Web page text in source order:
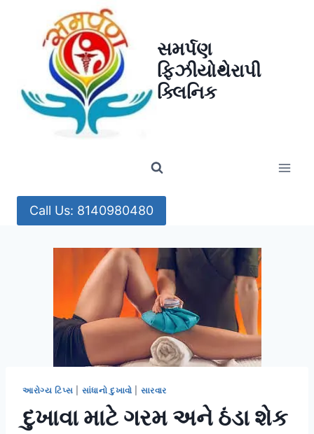
સમર્પણ
ફિઝીયોથેરાપી
ક્લિનિક
Call Us: 8140980480
આરોગ્ય ટિપ્સ સાંધાનો દુખાવો સારવાર
દુખાવા માટે ગરમ અને ઠંડા શેક